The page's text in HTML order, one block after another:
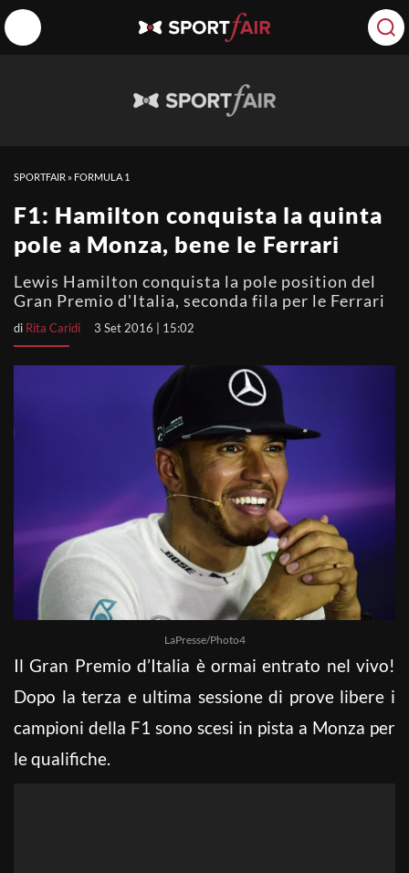
SPORTFAIR » FORMULA 1
F1: Hamilton conquista la quinta
pole a Monza, bene le Ferrari
Lewis Hamilton conquista la pole position del
Gran Premio d'Italia, seconda fila per le Ferrari
di Rita Caridi 3 Set 2016 | 15:02
LaPresse/Photo4
Il Gran Premio d’Italia è ormai entrato nel vivo!
Dopo la terza e ultima sessione di prove libere i
campioni della F1 sono scesi in pista a Monza per
le qualifiche.